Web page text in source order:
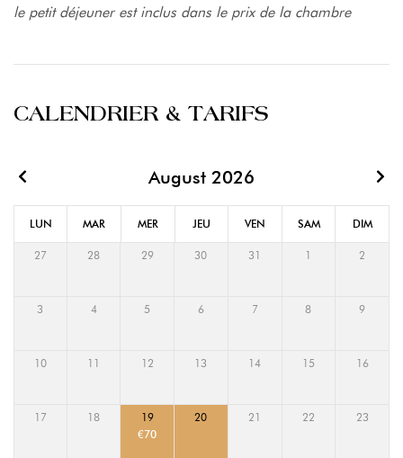
le petit déjeuner est inclus dans le prix de la chambre
CALENDRIER & TARIFS
LUN MAR MER JEU VEN SAM DIM
August 2026
27 28 29 30 31 1 2
3 4 5 6 7 8 9
10 11 12 13 14 15 16
17 18
19
€70
20 21 22 23